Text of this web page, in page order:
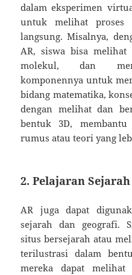
dalam eksperimen
untuk melihat proses
langsung. Misalnya,
AR, siswa bisa
molekul, dan
komponennya untuk
bidang matematika,
dengan melihat dan
bentuk 3D, membantu
rumus atau teori yang
2.Pelajaran
AR juga dapat
sejarah dan geografi.
situs bersejarah atau
terilustrasi dalam
mereka dapat